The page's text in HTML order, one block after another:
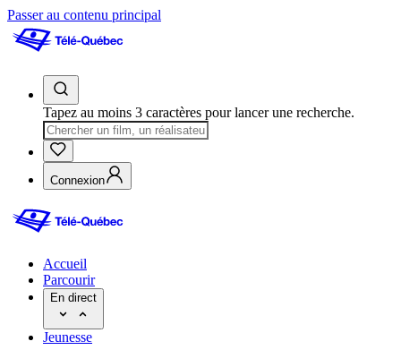
Passer au contenu principal
Tapez au moins 3 caractères pour lancer une recherche.
Connexion
Accueil
Parcourir
En direct
Jeunesse